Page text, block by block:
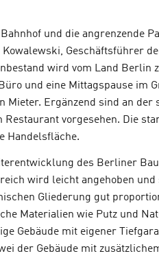
und die angrenzende
Geschäftsführer
wird vom Land Berlin
und eine Mittagspause im
Mieter. Ergänzend sind an der
vorgesehen. Die
Handelsfläche.
des Berliner
wird leicht angehoben
Gliederung gut
Materialien wie Putz und
Gebäude mit eigener
der Gebäude mit